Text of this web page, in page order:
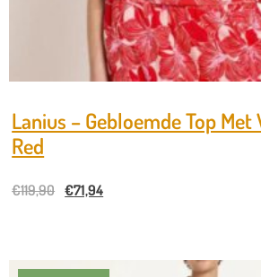
Lanius – Gebloemde Top
Red
€119,90 €71,94